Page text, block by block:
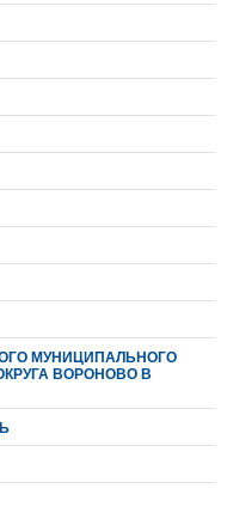
МУНИЦИПАЛЬНОГО
ВОРОНОВО В